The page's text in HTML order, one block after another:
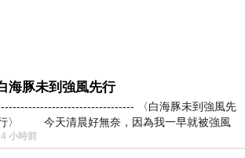
海豚未到強風先行
〈白海豚未到強風先
〉 今天清晨好無奈，因為我一早就被強風
小時前